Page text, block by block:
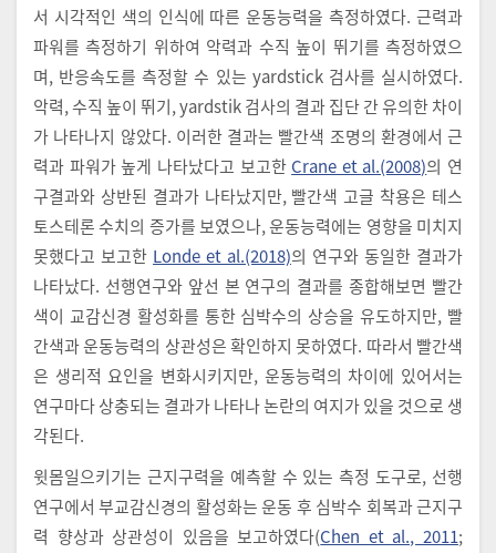
서 시각적인 색의 인식에 따른 운동능력을 측정하였다. 근력과
파워를 측정하기 위하여 악력과 수직 높이 뛰기를 측정하였으
며, 반응속도를 측정할 수 있는 yardstick 검사를 실시하였다.
악력, 수직 높이 뛰기, yardstik 검사의 결과 집단 간 유의한 차이
가 나타나지 않았다. 이러한 결과는 빨간색 조명의 환경에서 근
력과 파워가 높게 나타났다고 보고한 Crane et al.(2008)의 연
구결과와 상반된 결과가 나타났지만, 빨간색 고글 착용은 테스
토스테론 수치의 증가를 보였으나, 운동능력에는 영향을 미치지
못했다고 보고한 Londe et al.(2018)의 연구와 동일한 결과가
나타났다. 선행연구와 앞선 본 연구의 결과를 종합해보면 빨간
색이 교감신경 활성화를 통한 심박수의 상승을 유도하지만, 빨
간색과 운동능력의 상관성은 확인하지 못하였다. 따라서 빨간색
은 생리적 요인을 변화시키지만, 운동능력의 차이에 있어서는
연구마다 상충되는 결과가 나타나 논란의 여지가 있을 것으로 생
각된다.
윗몸일으키기는 근지구력을 예측할 수 있는 측정 도구로, 선행
연구에서 부교감신경의 활성화는 운동 후 심박수 회복과 근지구
력 향상과 상관성이 있음을 보고하였다(Chen et al., 2011;